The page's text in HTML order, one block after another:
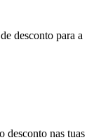
desconto para a
desconto nas tuas